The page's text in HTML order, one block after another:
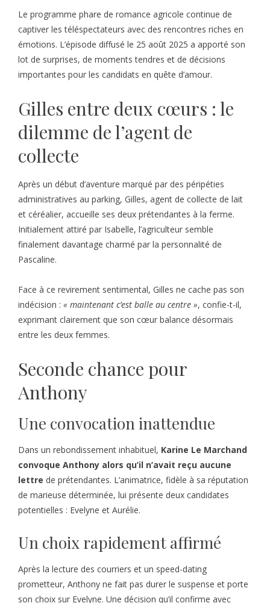
Le programme phare de romance agricole continue de
captiver les téléspectateurs avec des rencontres riches en
émotions. L’épisode diffusé le 25 août 2025 a apporté son
lot de surprises, de moments tendres et de décisions
importantes pour les candidats en quête d’amour.
Gilles entre deux cœurs : le
dilemme de l’agent de
collecte
Après un début d’aventure marqué par des péripéties
administratives au parking, Gilles, agent de collecte de lait
et céréalier, accueille ses deux prétendantes à la ferme.
Initialement attiré par Isabelle, l’agriculteur semble
finalement davantage charmé par la personnalité de
Pascaline.
Face à ce revirement sentimental, Gilles ne cache pas son
indécision : « maintenant c’est balle au centre », confie-t-il,
exprimant clairement que son cœur balance désormais
entre les deux femmes.
Seconde chance pour
Anthony
Une convocation inattendue
Dans un rebondissement inhabituel, Karine Le Marchand
convoque Anthony alors qu’il n’avait reçu aucune
lettre de prétendantes. L’animatrice, fidèle à sa réputation
de marieuse déterminée, lui présente deux candidates
potentielles : Evelyne et Aurélie.
Un choix rapidement affirmé
Après la lecture des courriers et un speed-dating
prometteur, Anthony ne fait pas durer le suspense et porte
son choix sur Evelyne. Une décision qu’il confirme avec